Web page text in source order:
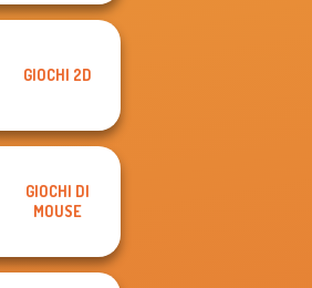
GIOCHI 2D
GIOCHI DI
MOUSE